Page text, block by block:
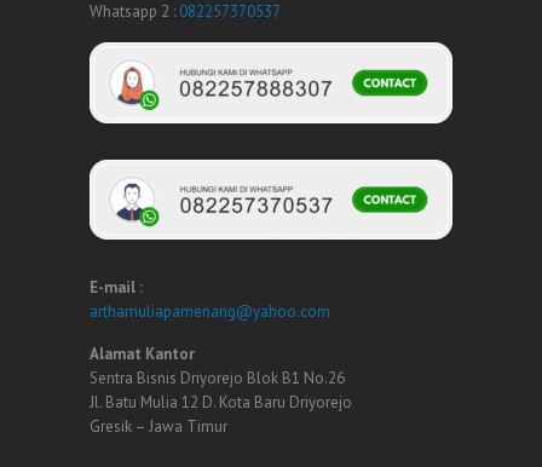
Whatsapp 2 : 082257370537
E-mail :
arthamuliapamenang@yahoo.com
Alamat Kantor
Sentra Bisnis Driyorejo Blok B1 No.26
Jl. Batu Mulia 12 D. Kota Baru Driyorejo
Gresik – Jawa Timur